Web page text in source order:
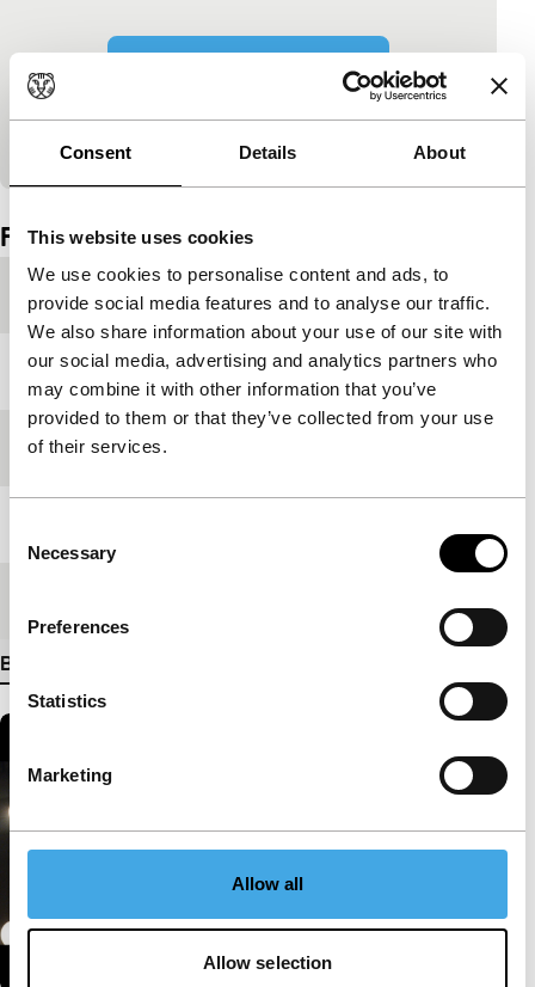
Consent Details About
This website uses cookies
We use cookies to personalise content and ads, to
provide social media features and to analyse our traffic.
We also share information about your use of our site with
our social media, advertising and analytics partners who
may combine it with other information that you’ve
provided to them or that they’ve collected from your use
of their services.
Selection
Necessary
Preferences
Statistics
Marketing
Allow all
Allow selection
Bekijk op YouTube
Film details
Productieland Dominicaanse Republiek
Jaar 2023
Festivaleditie
Bekijk meer details